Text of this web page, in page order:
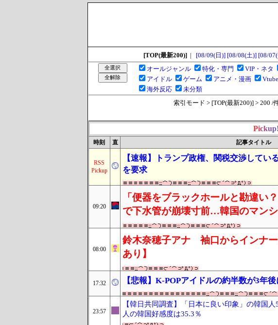
[TOP(最新200)] | [08/09(日)] [08/08(土)] [08/
オールジャンル
特化・専門 VIP・ネタ
アイドル
ゲーム アニメ・漫画 Vtube
海外反応
未分類
索引モード > [TOP(最新200)] > 200 /
Pickup!
時刻 直 記事タイトル
RSS
Pickup
【速報】トランプ政権、関税交渉してい
を要求
09:20
「便器をブラックホールと勘違い
で下水管が崩壊寸前…韓国のマン
08:00
鈴木奈穂子アナ 袖口からインナ
あり】
17:32 【悲報】K-POPアイドルの約半数が3年
23:57
【韓日共同調査】「日本に良い印象」の韓
人の韓国好感度は35.3％